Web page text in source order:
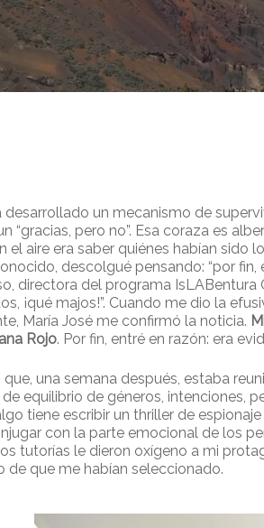
un mecanismo de
“gracias, pero no”. Esa coraza es
el aire era saber quiénes habían
descolgué pensando: “por
directora del programa IsLABentura
¡qué majos!”. Cuando me dio la
María José me confirmó la noticia.
Rojo. Por fin, entré en razón: era
una semana después, estaba
equilibrio de géneros, intenciones,
tiene escribir un thriller de
con la parte emocional de los
tutorías le dieron oxígeno a mi
de que me habían seleccionado.